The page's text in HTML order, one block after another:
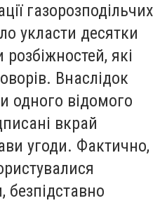
газорозподільчих
укласти десятки
які
Внаслідок
одного відомого
вкрай
угоди. Фактично,